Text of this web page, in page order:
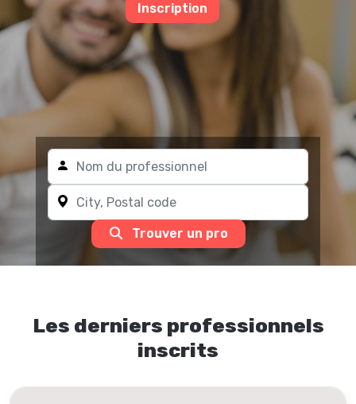
Inscription
Trouver un pro
Les derniers professionnels
inscrits